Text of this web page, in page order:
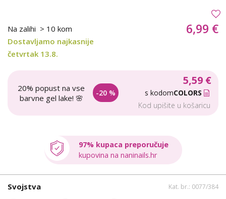
Na zalihi > 10 kom
Dostavljamo najkasnije
četvrtak 13.8.
6,99 €
20% popust na vse
barvne gel lake! 🌸
-20 %
5,59 €
s kodomCOLORS
Kod upišite u košaricu
97% kupaca preporučuje
kupovina na naninails.hr
Svojstva Kat. br.: 0077/384